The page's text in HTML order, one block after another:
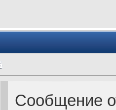
Сообщение